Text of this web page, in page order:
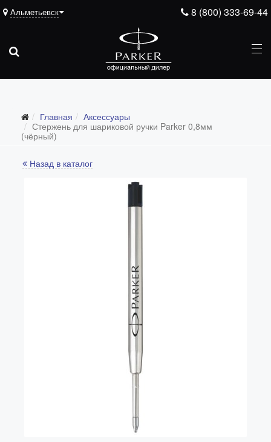
8 (800) 333-69-44
Альметьевск
Главная
Аксессуары
Стержень для шариковой ручки Parker 0,8мм
(чёрный)
Назад в каталог